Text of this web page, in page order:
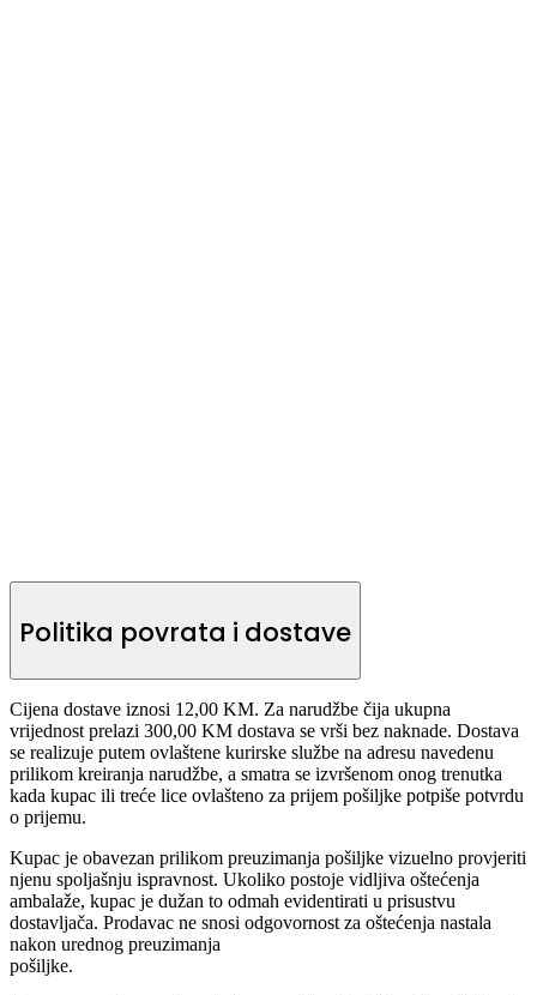
Politika povrata i dostave
Cijena dostave iznosi 12,00 KM. Za narudžbe čija ukupna
vrijednost prelazi 300,00 KM dostava se vrši bez naknade. Dostava
se realizuje putem ovlaštene kurirske službe na adresu navedenu
prilikom kreiranja narudžbe, a smatra se izvršenom onog trenutka
kada kupac ili treće lice ovlašteno za prijem pošiljke potpiše potvrdu
o prijemu.
Kupac je obavezan prilikom preuzimanja pošiljke vizuelno provjeriti
njenu spoljašnju ispravnost. Ukoliko postoje vidljiva oštećenja
ambalaže, kupac je dužan to odmah evidentirati u prisustvu
dostavljača. Prodavac ne snosi odgovornost za oštećenja nastala
nakon urednog preuzimanja
pošiljke.